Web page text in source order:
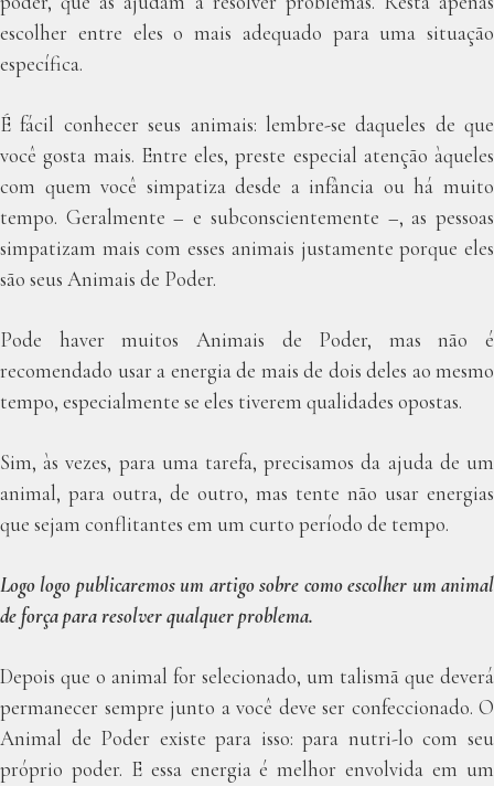
escolher entre eles o mais adequado para uma situação
específica.
É fácil conhecer seus animais: lembre-se daqueles de que
você gosta mais. Entre eles, preste especial atenção àqueles
com quem você simpatiza desde a infância ou há muito
tempo. Geralmente – e subconscientemente –, as pessoas
simpatizam mais com esses animais justamente porque eles
são seus Animais de Poder.
Pode haver muitos Animais de Poder, mas não é
recomendado usar a energia de mais de dois deles ao mesmo
tempo, especialmente se eles tiverem qualidades opostas.
Sim, às vezes, para uma tarefa, precisamos da ajuda de um
animal, para outra, de outro, mas tente não usar energias
que sejam conflitantes em um curto período de tempo.
Logo logo publicaremos um artigo sobre como escolher um animal
de força para resolver qualquer problema.
Depois que o animal for selecionado, um talismã que deverá
permanecer sempre junto a você deve ser confeccionado. O
Animal de Poder existe para isso: para nutri-lo com seu
próprio poder. E essa energia é melhor envolvida em um